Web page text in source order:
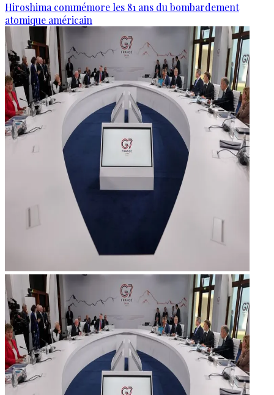
Hiroshima commémore les 81 ans du bombardement
atomique américain